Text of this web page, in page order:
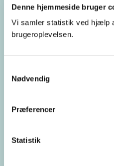
Denne hjemmeside bruger
Vi samler statistik ved hjælp
brugeroplevelsen.
Nødvendig
Præferencer
Statistik